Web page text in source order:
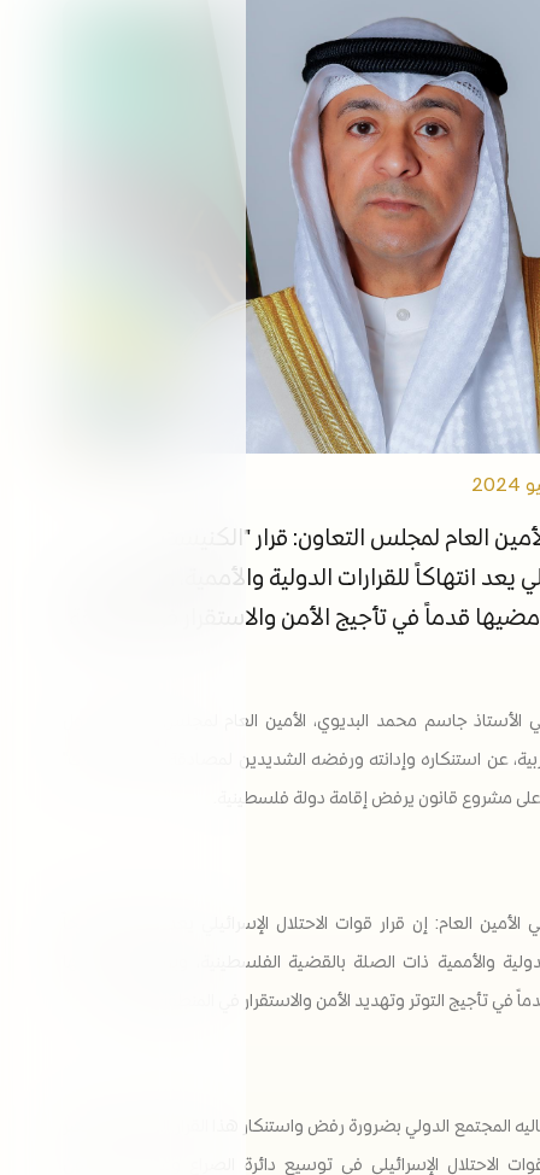
العام لمجلس التعاون: قرار "الكنيست"
يعد انتهاكاً للقرارات الدولية والأممية، ويؤكد على
قدماً في تأجيج الأمن والاستقرار في المنطقة
الأستاذ جاسم محمد البديوي، الأمين العام لمجلس التعاون لدول
عن استنكاره وإدانته ورفضه الشديدين لمصادقة قرار "الكنيست"
على مشروع قانون يرفض إقامة دولة فلسطينية.
الأمين العام: إن قرار قوات الاحتلال الإسرائيلي يعد انتهاكاً صريحاً
والأممية ذات الصلة بالقضية الفلسطينية، ويؤكد على رغبتها
في تأجيج التوتر وتهديد الأمن والاستقرار في المنطقة والعالم.
المجتمع الدولي بضرورة رفض واستنكار هذا القرار الجائر ،الذي يعبر
الاحتلال الإسرائيلي في توسيع دائرة الصراع وعدم رغبتها في